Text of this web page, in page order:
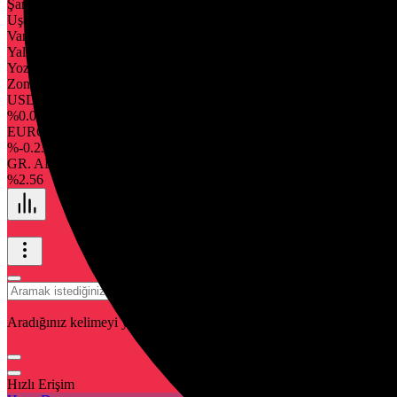
Şanlıurfa
Uşak
Van
Yalova
Yozgat
Zonguldak
USD
%0.080
EURO
%-0.230
GR. ALTIN
%2.56
Aradığınız kelimeyi yazın ve entera basın, kapatmak için esc butonuna
Hızlı Erişim